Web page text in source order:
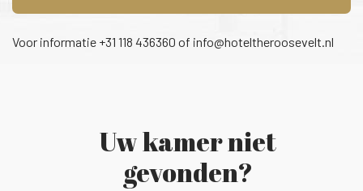
Voor informatie +31 118 436360 of info@hoteltheroosevelt.nl
Uw kamer niet
gevonden?